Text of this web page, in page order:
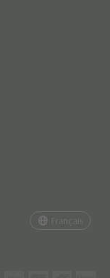
Français